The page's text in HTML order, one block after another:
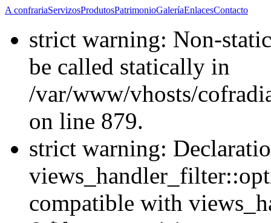
A confrariaServizosProdutosPatrimonioGaleríaEnlacesContacto
strict warning: Non-
be called statically in
/var/www/vhosts/
on line 879.
strict warning:
compatible with